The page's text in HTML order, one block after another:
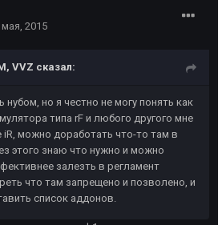
мая, 2015
VVZ сказал:
но я честно не могу понять как
типа rF и любого другого мне
iR, можно доработать что-то там в
этого знаю что нужно и можно
залезть в регламент
что там запрещено и позволено, и
список аддонов.